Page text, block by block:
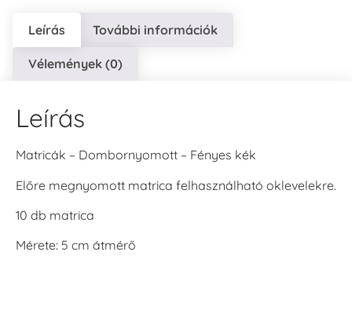
Leírás További információk
Vélemények (0)
Leírás
Matricák – Dombornyomott – Fényes kék
Előre megnyomott matrica felhasználható oklevelekre.
10 db matrica
Mérete: 5 cm átmérő